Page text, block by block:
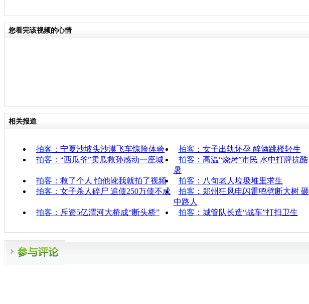
您看完该视频的心情
相关报道
拍客 ：宁夏沙坡头沙漠飞车惊险体验 拍客 ：女子出轨怀孕 醉酒跳楼轻生
拍客 ：“西瓜爷”卖瓜救孙感动一座城 拍客 ：高温“烧烤”市民 水中打牌抗酷
暑
拍客 ：救了个人 怕他讹我就拍了视频 拍客 ：八旬老人垃圾堆里求生
拍客 ：女子杀人碎尸 追债250万债不成 拍客 ：郑州狂风电闪雷鸣劈断大树 砸
中路人
拍客 ：斥资5亿渭河大桥成“断头桥” 拍客 ：城管队长造“战车”打扫卫生